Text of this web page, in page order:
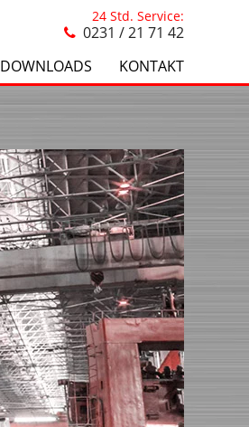
24 Std. Service:
0231 / 21 71 42
DOWNLOADS KONTAKT